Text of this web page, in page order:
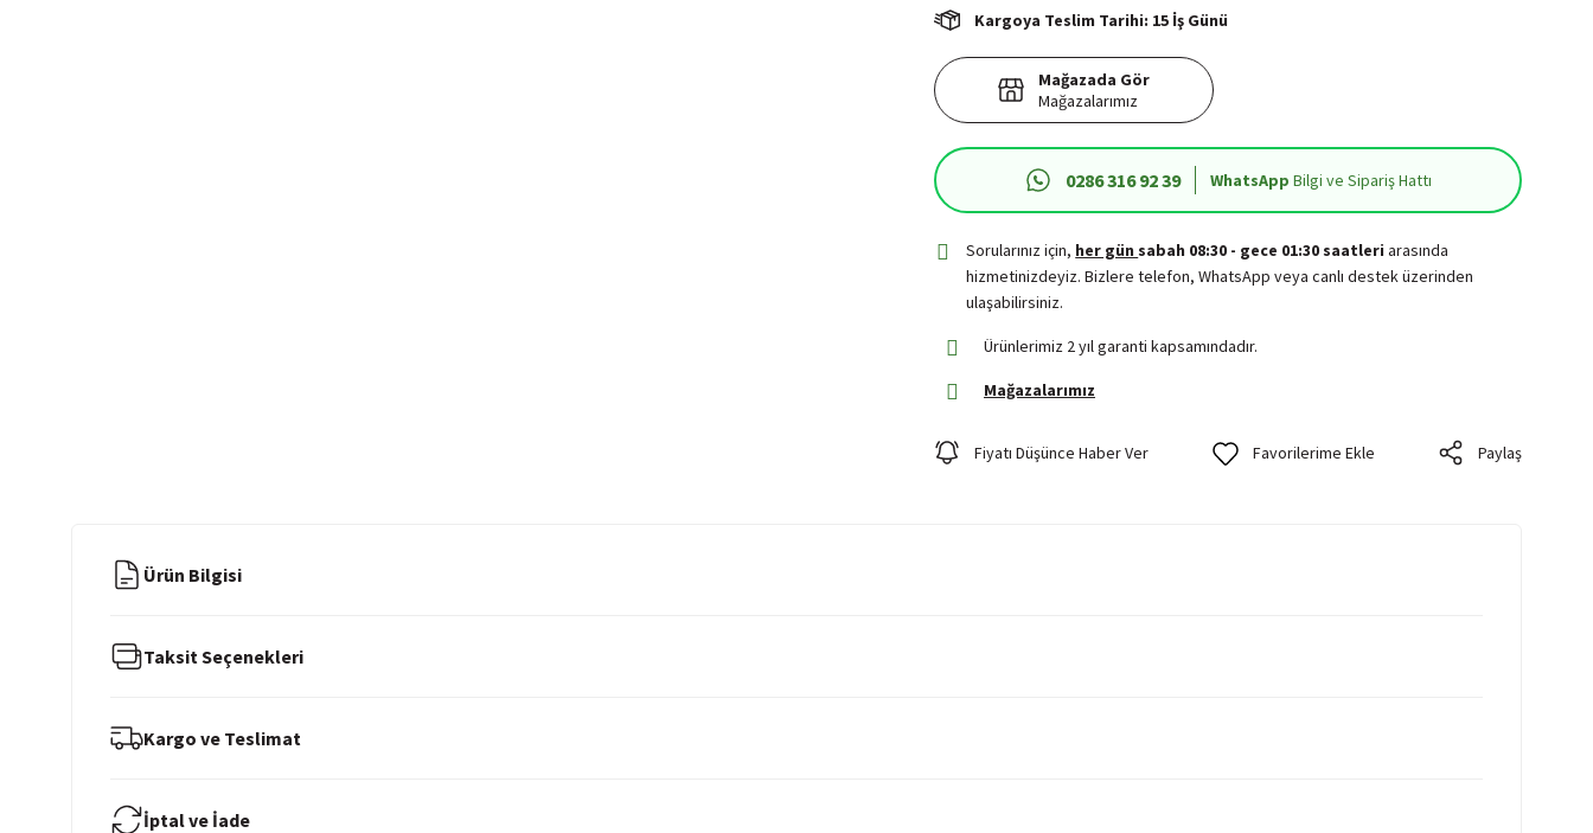
Kargoya Teslim Tarihi: 15 İş Günü
Mağazada Gör
Mağazalarımız
0286 316 92 39 WhatsApp Bilgi ve Sipariş Hattı
Sorularınız için, her gün sabah 08:30 - gece 01:30 saatleriarasında
hizmetinizdeyiz. Bizlere telefon, WhatsApp veya canlı destek üzerinden
ulaşabilirsiniz.
Ürünlerimiz 2 yıl garanti kapsamındadır.
Mağazalarımız
Fiyatı Düşünce Haber Ver Paylaş
Ürün Bilgisi
Taksit Seçenekleri
Kargo ve Teslimat
İptal ve İade